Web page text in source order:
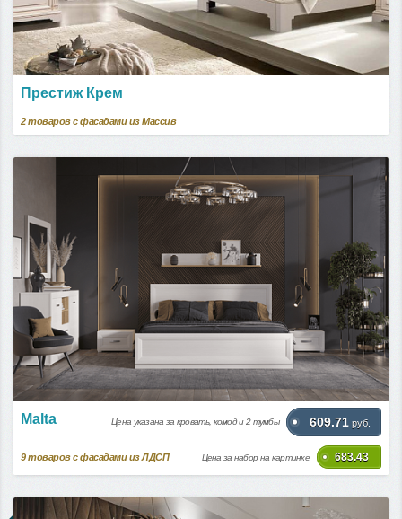
Престиж Крем
2 товаров с фасадами из Массив
Malta Цена указана за кровать, комод и 2 тумбы 609.71 руб.
9 товаров с фасадами из ЛДСП Цена за набор на картинке 683.43